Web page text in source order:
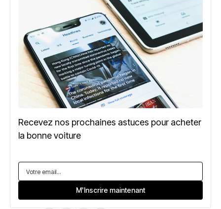
Recevez nos prochaines astuces pour acheter
la bonne voiture